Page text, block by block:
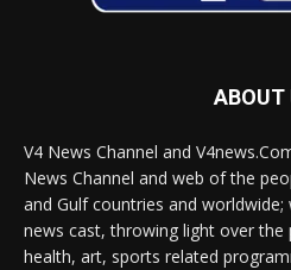
ABOUT
V4 News Channel and
News Channel and web of the
and Gulf countries and
news cast, throwing light over the
health, art, sports related